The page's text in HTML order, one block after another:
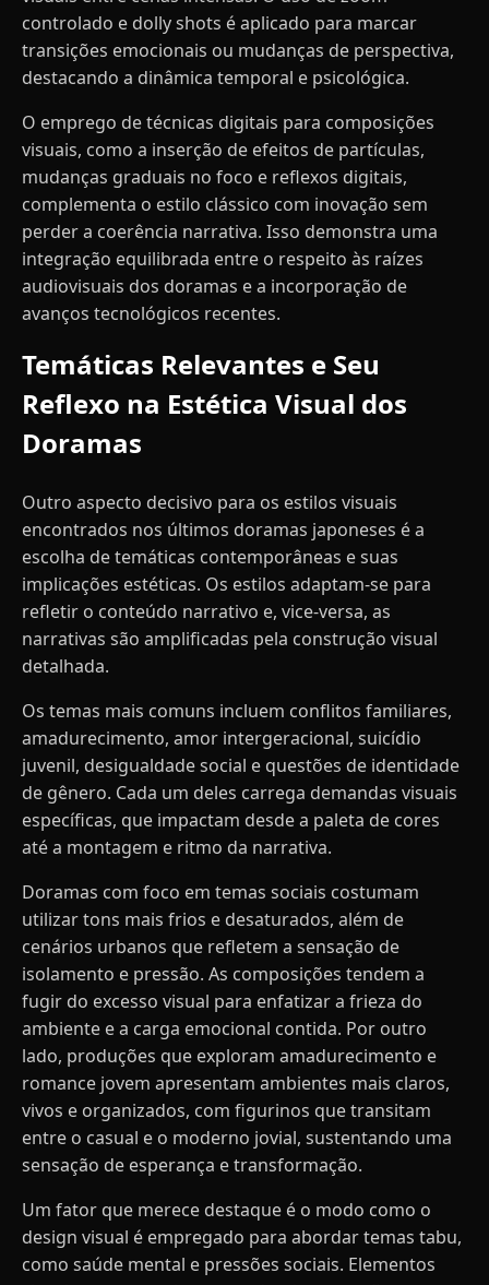
controlado e dolly shots é aplicado para marcar
transições emocionais ou mudanças de perspectiva,
destacando a dinâmica temporal e psicológica.
O emprego de técnicas digitais para composições
visuais, como a inserção de efeitos de partículas,
mudanças graduais no foco e reflexos digitais,
complementa o estilo clássico com inovação sem
perder a coerência narrativa. Isso demonstra uma
integração equilibrada entre o respeito às raízes
audiovisuais dos doramas e a incorporação de
avanços tecnológicos recentes.
Temáticas Relevantes e Seu
Reflexo na Estética Visual dos
Doramas
Outro aspecto decisivo para os estilos visuais
encontrados nos últimos doramas japoneses é a
escolha de temáticas contemporâneas e suas
implicações estéticas. Os estilos adaptam-se para
refletir o conteúdo narrativo e, vice-versa, as
narrativas são amplificadas pela construção visual
detalhada.
Os temas mais comuns incluem conflitos familiares,
amadurecimento, amor intergeracional, suicídio
juvenil, desigualdade social e questões de identidade
de gênero. Cada um deles carrega demandas visuais
específicas, que impactam desde a paleta de cores
até a montagem e ritmo da narrativa.
Doramas com foco em temas sociais costumam
utilizar tons mais frios e desaturados, além de
cenários urbanos que refletem a sensação de
isolamento e pressão. As composições tendem a
fugir do excesso visual para enfatizar a frieza do
ambiente e a carga emocional contida. Por outro
lado, produções que exploram amadurecimento e
romance jovem apresentam ambientes mais claros,
vivos e organizados, com figurinos que transitam
entre o casual e o moderno jovial, sustentando uma
sensação de esperança e transformação.
Um fator que merece destaque é o modo como o
design visual é empregado para abordar temas tabu,
como saúde mental e pressões sociais. Elementos